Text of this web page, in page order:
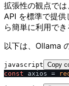
拡張性の観点では
API を標準で提
ら簡単に利用でき
以下は、Ollama
javascript Copy
const axios =